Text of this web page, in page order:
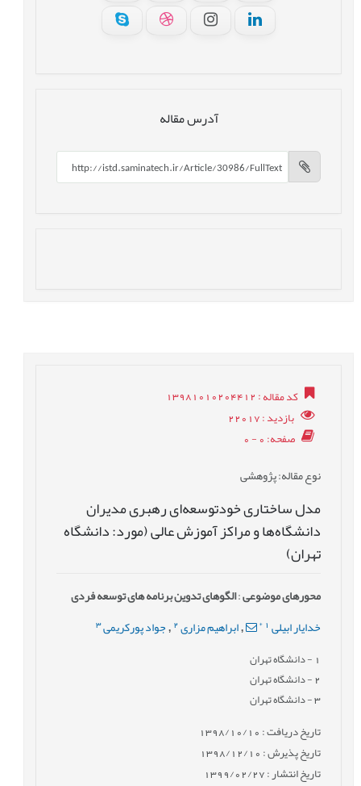
آدرس مقاله
کد مقاله: 13981010204412
بازدید: 22017
صفحه: 0 - 0
نوع مقاله: پژوهشی
مدل ساختاری خودتوسعه‌ای رهبری مدیران
دانشگاه‌ها و مراکز آموزش عالی (مورد: دانشگاه
تهران)
محورهای موضوعی:الگوهای تدوین برنامه های توسعه فردی
خدایار ابیلی *
,ابراهیم مزاری 2
, جواد پورکریمی 3
- دانشگاه تهران
2- دانشگاه تهران
3- دانشگاه تهران
تاریخ دریافت : 1398/10/10
تاریخ پذیرش : 1398/12/10
تاریخ انتشار : 1399/02/27